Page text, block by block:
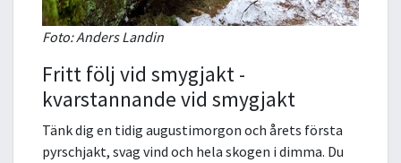
Foto: Anders Landin
Fritt följ vid smygjakt -
kvarstannande vid smygjakt
Tänk dig en tidig augustimorgon och årets första
pyrschjakt, svag vind och hela skogen i dimma. Du